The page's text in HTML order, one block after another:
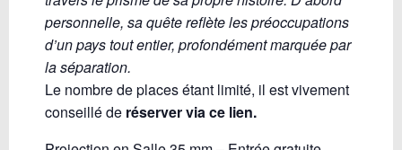
personnelle, sa quête reflète les préoccupations
d’un pays tout entier, profondément marquée par
la séparation.
Le nombre de places étant limité, il est vivement
conseillé de réserver via ce lien.